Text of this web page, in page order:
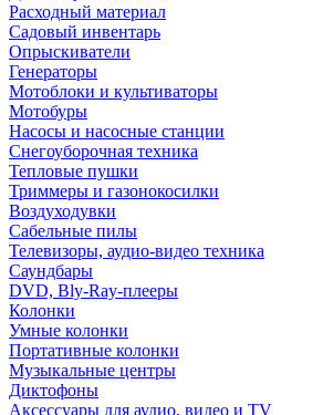
Расходный материал
Садовый инвентарь
Опрыскиватели
Генераторы
Мотоблоки и культиваторы
Мотобуры
Насосы и насосные станции
Снегоуборочная техника
Тепловые пушки
Триммеры и газонокосилки
Воздуходувки
Сабельные пилы
Телевизоры, аудио-видео техника
Саундбары
DVD, Bly-Ray-плееры
Колонки
Умные колонки
Портативные колонки
Музыкальные центры
Диктофоны
Аксессуары для аудио, видео и TV